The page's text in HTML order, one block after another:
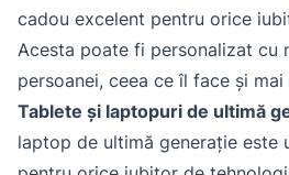
cadou excelent pentru orice
Acesta poate fi personalizat cu
persoanei, ceea ce îl face și mai
Tablete și laptopuri de ultimă
laptop de ultimă generație este